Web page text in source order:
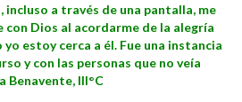
incluso a través de una pantalla, me
con Dios al acordarme de la alegría
yo estoy cerca a él. Fue una instancia
y con las personas que no veía
Benavente, III°C